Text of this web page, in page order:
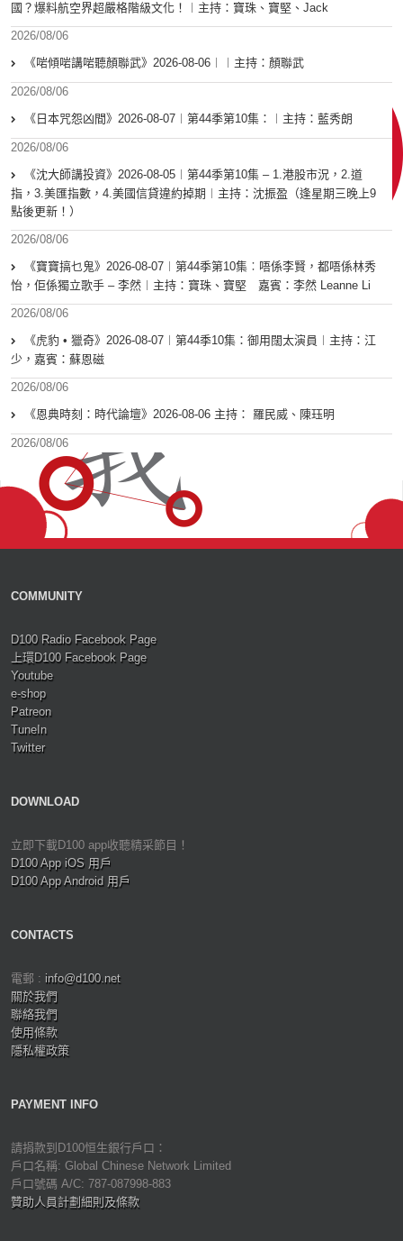
國？爆料航空界超嚴格階級文化！︱主持：寶珠、寶堅、Jack
2026/08/06
《啱傾啱講啱聽顏聯武》2026-08-06︱︱主持：顏聯武
2026/08/06
《日本咒怨凶間》2026-08-07︱第44季第10集：︱主持：藍秀朗
2026/08/06
《沈大師講投資》2026-08-05︱第44季第10集 – 1.港股市況，2.道
指，3.美匯指數，4.美國信貸違約掉期︱主持：沈振盈（逢星期三晚上9
點後更新！）
2026/08/06
《寶寶搞乜鬼》2026-08-07︱第44季第10集︰唔係李賢，都唔係林秀
怡，佢係獨立歌手 – 李然︱主持：寶珠、寶堅 嘉賓：李然 Leanne Li
2026/08/06
《虎豹 • 獵奇》2026-08-07︱第44季10集：御用闊太演員︱主持：江
少，嘉賓：蘇恩磁
2026/08/06
《恩典時刻：時代論壇》2026-08-06 主持： 羅民威、陳珏明
2026/08/06
COMMUNITY
D100 Radio Facebook Page
上環D100 Facebook Page
Youtube
e-shop
Patreon
TuneIn
Twitter
DOWNLOAD
立即下載D100 app收聽精采節目！
D100 App iOS 用戶
D100 App Android 用戶
CONTACTS
電郵 : info@d100.net
關於我們
聯絡我們
使用條款
隱私權政策
PAYMENT INFO
請捐款到D100恒生銀行戶口：
戶口名稱: Global Chinese Network Limited
戶口號碼 A/C: 787-087998-883
贊助人員計劃細則及條款